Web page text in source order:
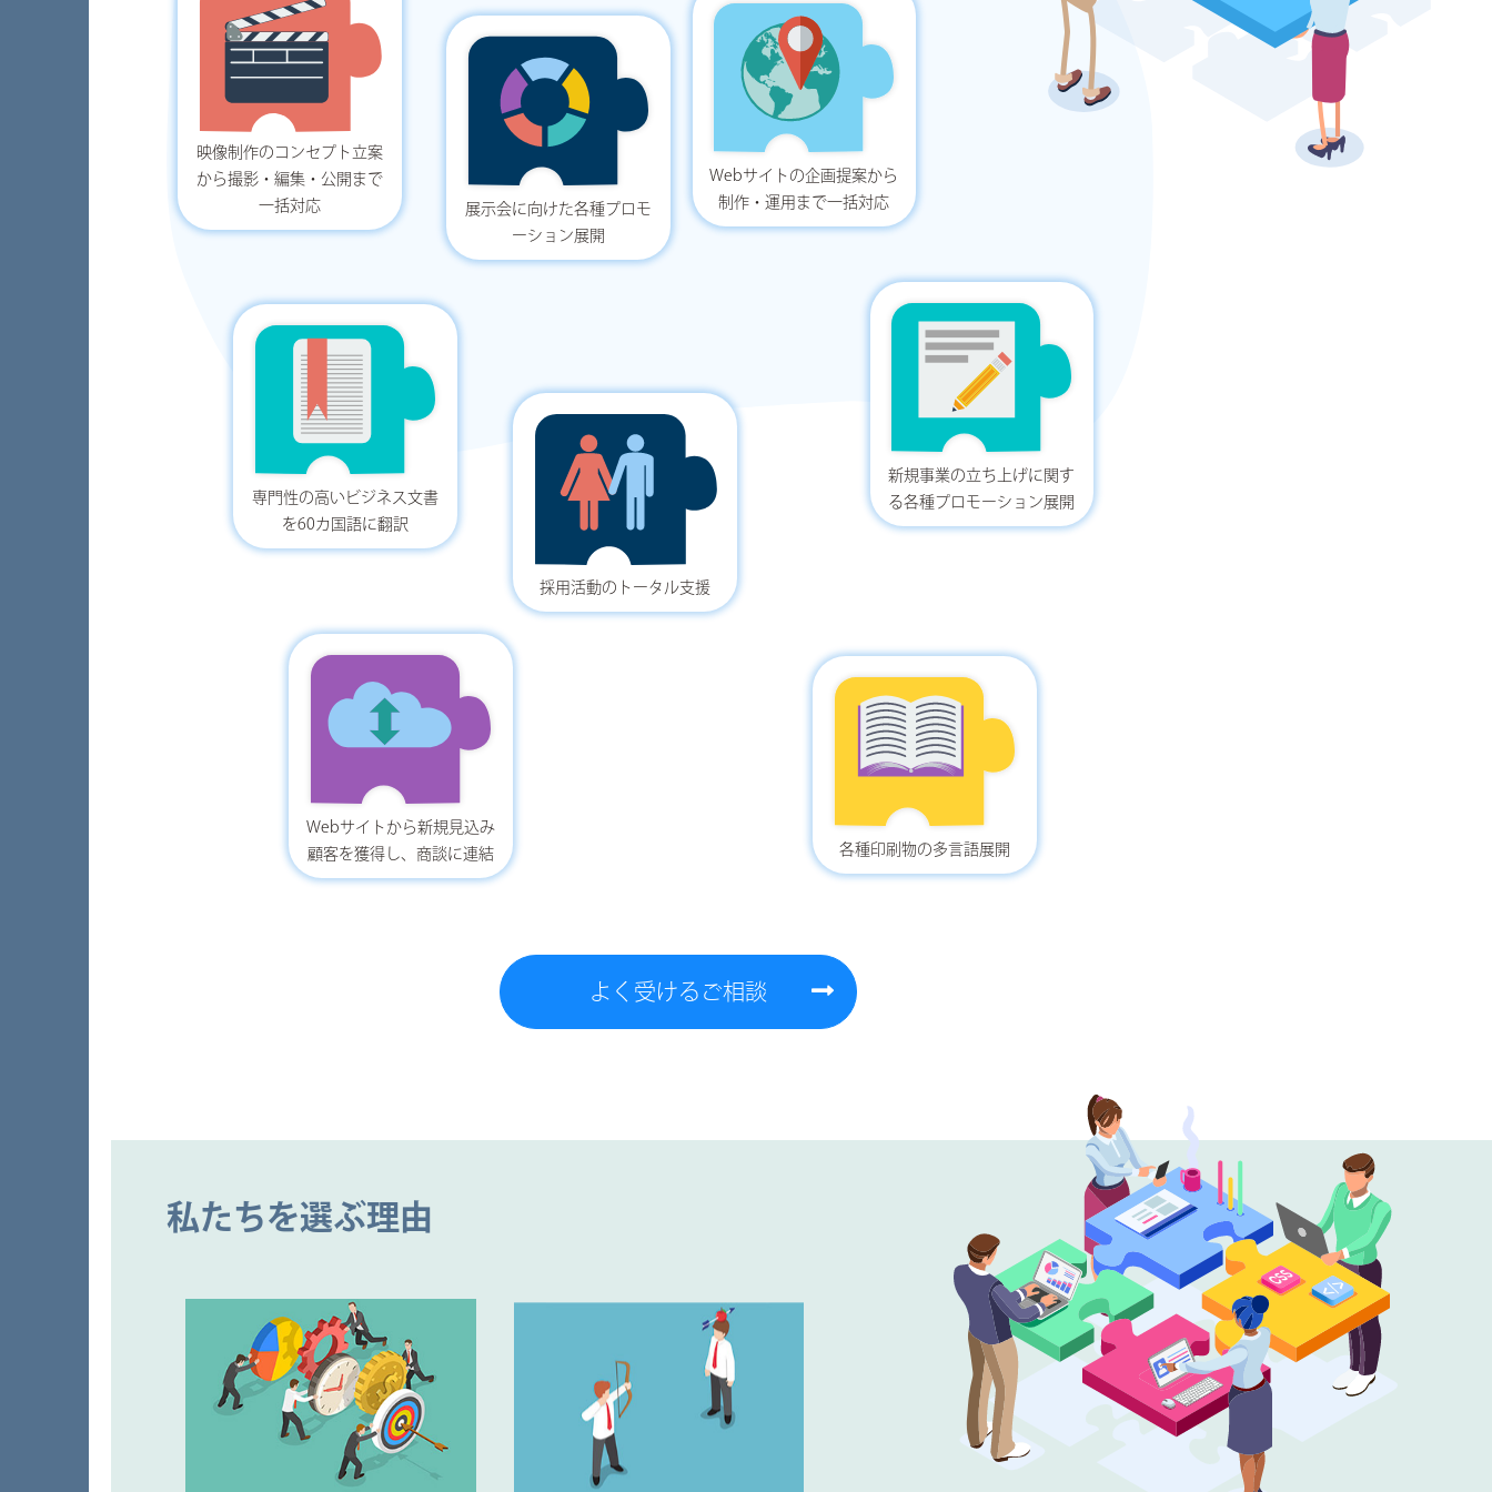
映像制作のコンセプト立案
から撮影・編集・公開まで
一括対応
展示会に向けた各種プロモ
ーション展開
Webサイトの企画提案から
制作・運用まで一括対応
専門性の高いビジネス文書
を60カ国語に翻訳
採用活動のトータル支援
新規事業の立ち上げに関す
る各種プロモーション展開
Webサイトから新規見込み
顧客を獲得し、商談に連結
各種印刷物の多言語展開
よく受けるご相談
私たちを選ぶ理由